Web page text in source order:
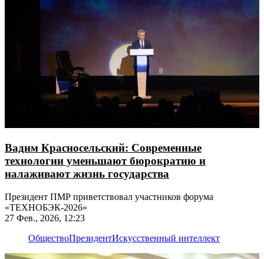
Вадим Красносельский: Современные
технологии уменьшают бюрократию и
налаживают жизнь государства
Президент ПМР приветствовал участников форума
«ТЕХНОБЭК-2026»
27 Фев., 2026, 12:23
ОбществоПрезидентИскусственный интеллект